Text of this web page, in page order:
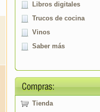
Libros digitales
Trucos de cocina
Vinos
Saber más
Tienda